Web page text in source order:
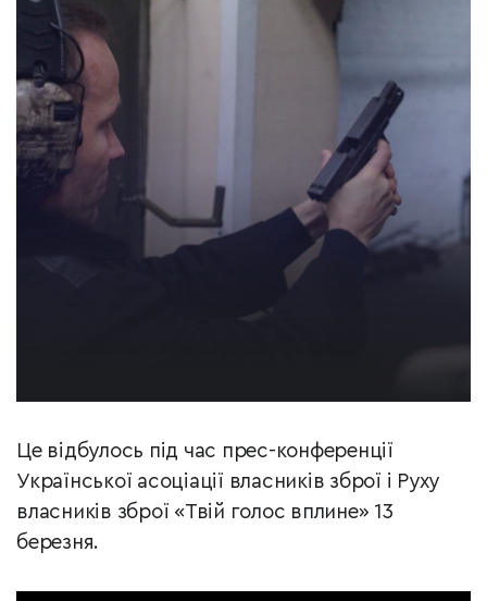
Це відбулось під час прес-конференції
Української асоціації власників зброї і Руху
власників зброї «Твій голос вплине» 13
березня.